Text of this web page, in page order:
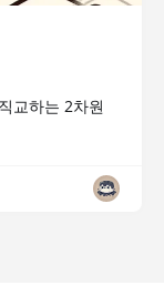
교하는 2차원